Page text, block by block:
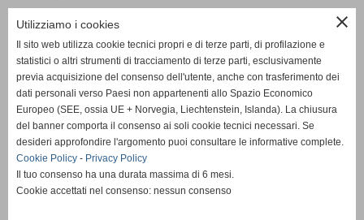
📍 Via dell'Olmo, 60 - 56025 Pontedera (PI)
📞 Per informazioni (lun-ven, 14:00–19:00):
Laura -+39 328 59 17 170
Daniele -+39 349 22 33 805
✉️ Email:sos-scuola@hotmail.it
close
Utilizziamo i cookies
Il sito web utilizza cookie tecnici propri e di terze parti, di profilazione e
statistici o altri strumenti di tracciamento di terze parti, esclusivamente
previa acquisizione del consenso dell'utente, anche con trasferimento dei
dati personali verso Paesi non appartenenti allo Spazio Economico
Europeo (SEE, ossia UE + Norvegia, Liechtenstein, Islanda). La chiusura
del banner comporta il consenso ai soli cookie tecnici necessari. Se
desideri approfondire l'argomento puoi consultare le informative complete.
Cookie Policy - Privacy Policy
Il tuo consenso ha una durata massima di 6 mesi.
Cookie accettati nel consenso: nessun consenso